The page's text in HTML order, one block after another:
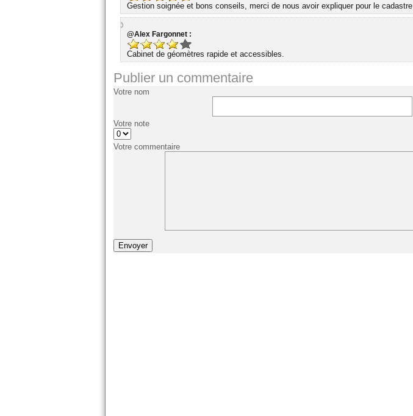
Gestion soignée et bons conseils, merci de nous avoir expliquer pour le cadastre
@Alex Fargonnet :
Cabinet de géomètres rapide et accessibles.
Publier un commentaire
Votre nom
Votre note
Votre commentaire